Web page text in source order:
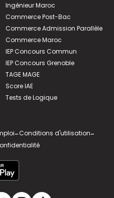
Ingénieur Maroc
Commerce Post-Bac
Commerce Admission Parallèle
Commerce Maroc
IEP Concours Commun
IEP Concours Grenoble
TAGE MAGE
Score IAE
Tests de Logique
-Conditions d'utilisation-